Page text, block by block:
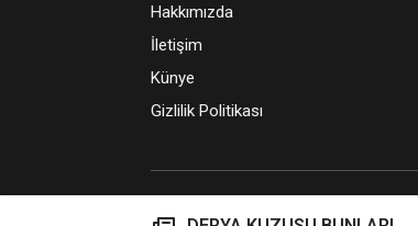
Hakkımızda
İletişim
Künye
Gizlilik Politikası